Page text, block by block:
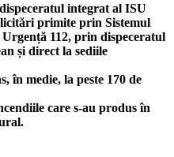
integrat al ISU
primite prin Sistemul
112, prin dispeceratul
și direct la sediile
în medie, la peste 170 de
care s-au produs în